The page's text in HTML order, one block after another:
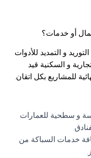
أو خدمات؟
و التمديد للأدوات
و السكنية قيد
للمشاريع بكل اتقان.
و سطحية للعمارات
خدمات السباكة من